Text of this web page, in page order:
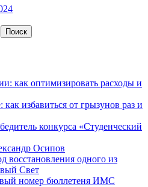
Поиск
как оптимизировать расходы и
избавиться от грызунов раз и
конкурса «Студенческий
Осипов
восстановления одного из
Свет
номер бюллетеня ИМС